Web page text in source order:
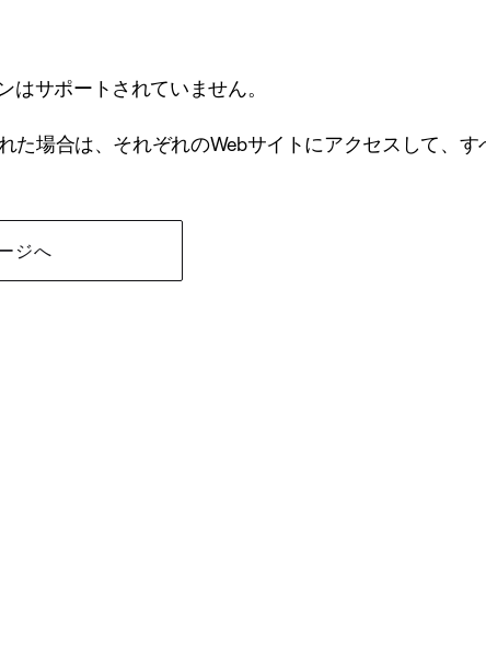
はサポートされていません。
た場合は、それぞれのWebサイトにアクセスして、
ジへ